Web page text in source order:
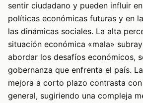
sentir ciudadano y pueden influir
políticas económicas futuras y en
las dinámicas sociales. La alta
situación económica «mala»
abordar los desafíos económicos,
gobernanza que enfrenta el país.
mejora a corto plazo contrasta
general, sugiriendo una compleja